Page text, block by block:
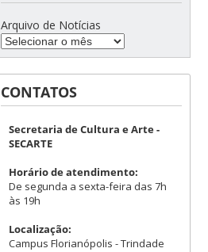
Arquivo de Notícias
CONTATOS
Secretaria de Cultura e Arte -
SECARTE
Horário de atendimento:
De segunda a sexta-feira das 7h
às 19h
Localização:
Campus Florianópolis - Trindade